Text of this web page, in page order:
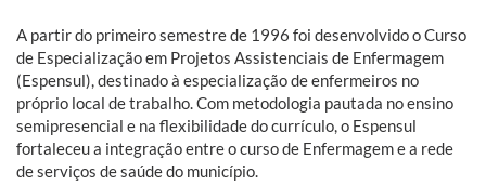
A partir do primeiro semestre de 1996 foi desenvolvido o Curso
de Especialização em Projetos Assistenciais de Enfermagem
(Espensul), destinado à especialização de enfermeiros no
próprio local de trabalho. Com metodologia pautada no ensino
semipresencial e na flexibilidade do currículo, o Espensul
fortaleceu a integração entre o curso de Enfermagem e a rede
de serviços de saúde do município.